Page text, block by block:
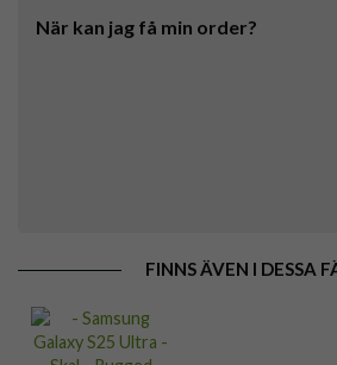
När kan jag få min order?
FINNS ÄVEN I DESSA